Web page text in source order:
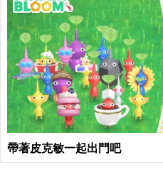
帶著皮克敏一起出門吧